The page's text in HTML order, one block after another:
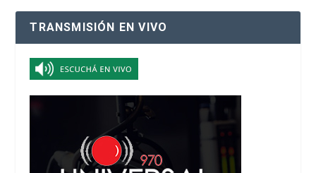
TRANSMISIÓN EN VIVO